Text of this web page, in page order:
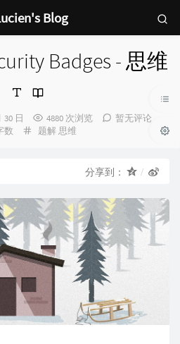
Blog
Badges - 思维
30 日 4880 次浏览
暂无评论
数
分
题解 思维
分享到：